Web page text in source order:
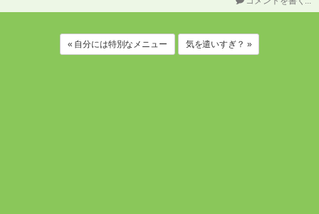
« 自分には特別なメニュー 気を遣いすぎ？ »